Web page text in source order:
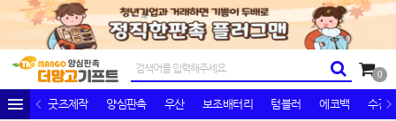
0
굿즈제작 양심판촉 우산 보조배터리 텀블러 에코백 수건/